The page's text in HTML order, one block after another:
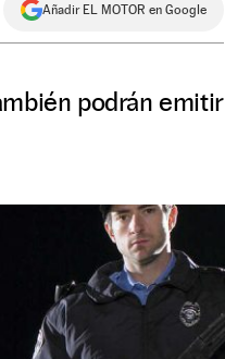
Añadir EL MOTOR en Google
podrán emitir